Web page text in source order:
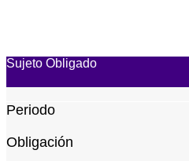
Sujeto Obligado
Periodo
Obligación